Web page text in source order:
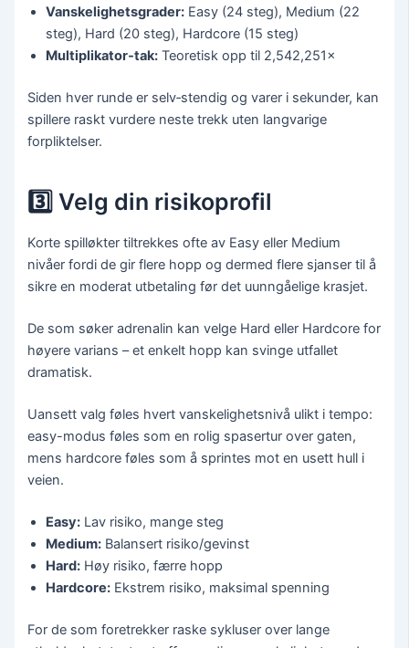
Vanskelighetsgrader: Easy (24 steg), Medium (22
steg), Hard (20 steg), Hardcore (15 steg)
Multiplikator‑tak: Teoretisk opp til 2,542,251×
Siden hver runde er selv‑stendig og varer i sekunder, kan
spillere raskt vurdere neste trekk uten langvarige
forpliktelser.
3️⃣ Velg din risikoprofil
Korte spilløkter tiltrekkes ofte av Easy eller Medium
nivåer fordi de gir flere hopp og dermed flere sjanser til å
sikre en moderat utbetaling før det uunngåelige krasjet.
De som søker adrenalin kan velge Hard eller Hardcore for
høyere varians – et enkelt hopp kan svinge utfallet
dramatisk.
Uansett valg føles hvert vanskelighetsnivå ulikt i tempo:
easy-modus føles som en rolig spasertur over gaten,
mens hardcore føles som å sprintes mot en usett hull i
veien.
Easy: Lav risiko, mange steg
Medium: Balansert risiko/gevinst
Hard: Høy risiko, færre hopp
Hardcore: Ekstrem risiko, maksimal spenning
For de som foretrekker raske sykluser over lange